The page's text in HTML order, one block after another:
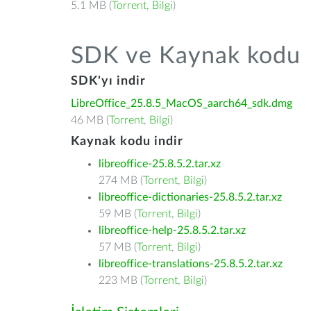
5.1 MB (Torrent, Bilgi)
SDK ve Kaynak kodu
SDK'yı indir
LibreOffice_25.8.5_MacOS_aarch64_sdk.dmg
46 MB (Torrent, Bilgi)
Kaynak kodu indir
libreoffice-25.8.5.2.tar.xz
274 MB (Torrent, Bilgi)
libreoffice-dictionaries-25.8.5.2.tar.xz
59 MB (Torrent, Bilgi)
libreoffice-help-25.8.5.2.tar.xz
57 MB (Torrent, Bilgi)
libreoffice-translations-25.8.5.2.tar.xz
223 MB (Torrent, Bilgi)